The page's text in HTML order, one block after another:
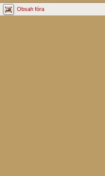
Obsah fóra